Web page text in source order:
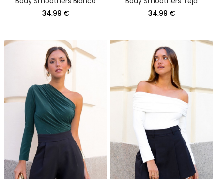
34,99 €
34,99 €